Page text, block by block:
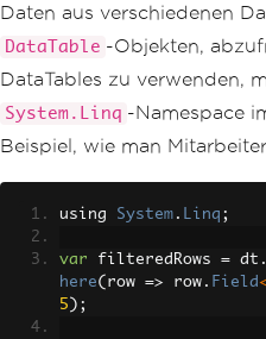
Daten aus verschiedenen
DataTable -Objekten,
DataTables zu verwenden,
System.Linq -Namespace
Beispiel, wie man
using System . Linq ;
var filteredRows = dt .
here( row => row . Field
5 );